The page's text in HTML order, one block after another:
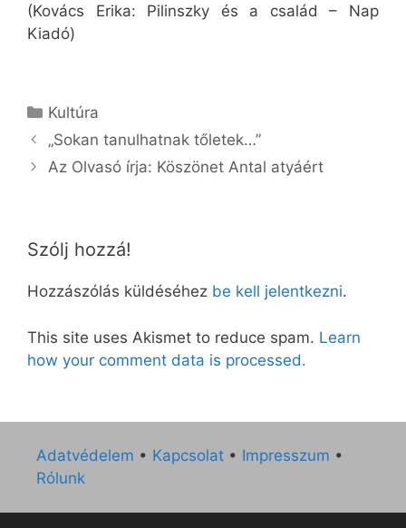
(Kovács Erika: Pilinszky és a család – Nap
Kiadó)
Kategória
Kultúra
„Sokan tanulhatnak tőletek…”
Az Olvasó írja: Köszönet Antal atyáért
Szólj hozzá!
Hozzászólás küldéséhez be kell jelentkezni.
This site uses Akismet to reduce spam. Learn
how your comment data is processed.
Adatvédelem • Kapcsolat • Impresszum •
Rólunk